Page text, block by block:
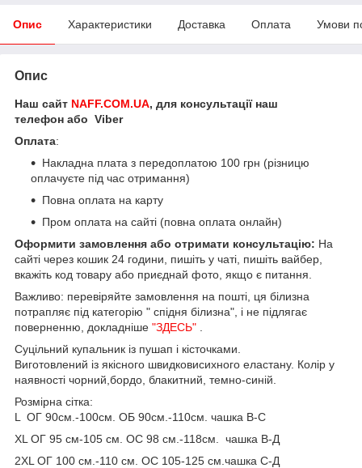
Опис Характеристики Доставка Оплата Умови
Опис
Наш сайт NAFF.COM.UA, для консультації наш
телефон або Viber
Оплата:
Накладна плата з передоплатою 100 грн (різницю
оплачуєте під час отримання)
Повна оплата на карту
Пром оплата на сайті (повна оплата онлайн)
Оформити замовлення або отримати консультацію: На
сайті через кошик 24 години, пишіть у чаті, пишіть вайбер,
вкажіть код товару або приєднай фото, якщо є питання.
Важливо: перевіряйте замовлення на пошті, ця білизна
потрапляє під категорію " спідня білизна", і не підлягає
поверненню, докладніше "ЗДЕСЬ"
Суцільний купальник із пушап і кісточками.
Виготовлений із якісного швидковисихного еластану. Колір у
наявності чорний,бордо, блакитний, темно-синій.
Розмірна сітка:
L ОГ 90см.-100см. ОБ 90см.-110см. чашка В-С
XL ОГ 95 см-105 см. ОС 98 см.-118см. чашка В-Д
2XL ОГ 100 см.-110 см. ОС 105-125 см.чашка С-Д